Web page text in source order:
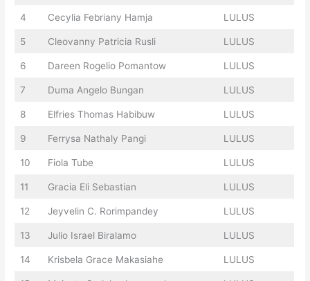
4 Cecylia Febriany Hamja LULUS
5 Cleovanny Patricia Rusli LULUS
6 Dareen Rogelio Pomantow LULUS
7 Duma Angelo Bungan LULUS
8 Elfries Thomas Habibuw LULUS
9 Ferrysa Nathaly Pangi LULUS
10 Fiola Tube LULUS
11 Gracia Eli Sebastian LULUS
12 Jeyvelin C. Rorimpandey LULUS
13 Julio Israel Biralamo LULUS
14 Krisbela Grace Makasiahe LULUS